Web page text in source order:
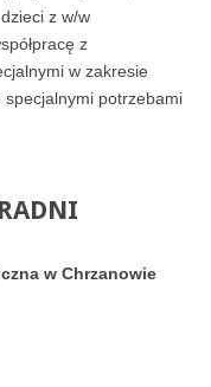
z w/w
z
w zakresie
specjalnymi potrzebami
w Chrzanowie